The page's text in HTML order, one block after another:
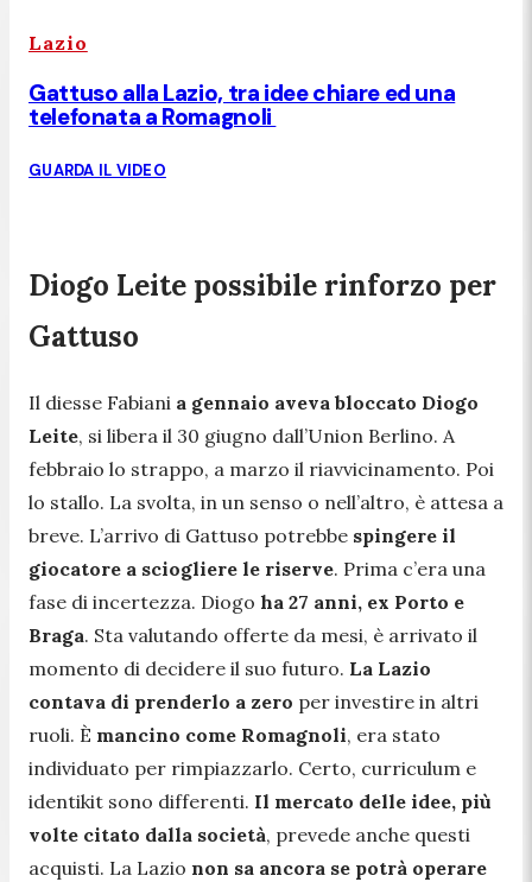
Lazio
Gattuso alla Lazio, tra idee chiare ed una
telefonata a Romagnoli
GUARDA IL VIDEO
Diogo Leite possibile rinforzo per
Gattuso
Il diesse Fabiani a gennaio aveva bloccato Diogo
Leite, si libera il 30 giugno dall’Union Berlino. A
febbraio lo strappo, a marzo il riavvicinamento. Poi
lo stallo. La svolta, in un senso o nell’altro, è attesa a
breve. L’arrivo di Gattuso potrebbe spingere il
giocatore a sciogliere le riserve. Prima c’era una
fase di incertezza. Diogo ha 27 anni, ex Porto e
Braga. Sta valutando offerte da mesi, è arrivato il
momento di decidere il suo futuro. La Lazio
contava di prenderlo a zero per investire in altri
ruoli. È mancino come Romagnoli, era stato
individuato per rimpiazzarlo. Certo, curriculum e
identikit sono differenti. Il mercato delle idee, più
volte citato dalla società, prevede anche questi
acquisti. La Lazio non sa ancora se potrà operare